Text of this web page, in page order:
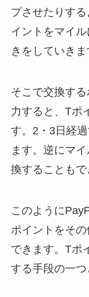
プさせたりす
イントをマイ
きをしていきま
そこで交換す
力すると、Tポ
す。2・3日経
ます。逆にマ
換することもで
このように
ポイントをそ
できます。Tポ
する手段の一つ